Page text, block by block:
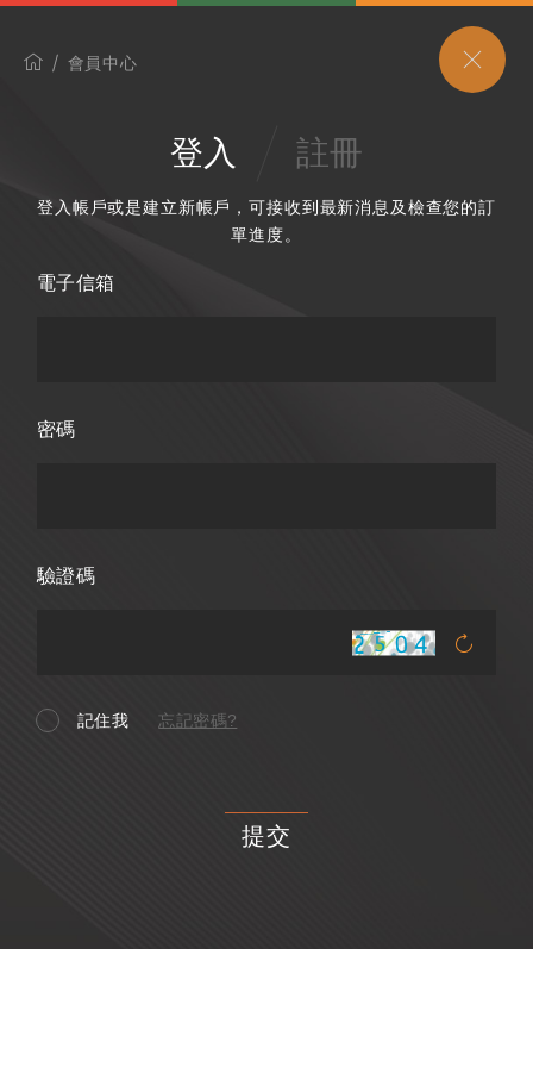
會員中心
登入 註冊
登入帳戶或是建立新帳戶，可接收到最新消息及檢查您的訂
單進度。
電子信箱
密碼
驗證碼
記住我 忘記密碼?
提交